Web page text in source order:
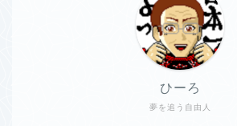
夢を追う自由人
ひーろ